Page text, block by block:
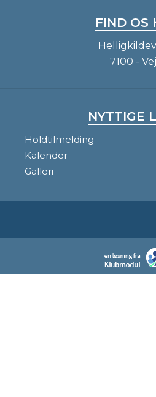
FIND OS
7100 -
NYTTIGE
Holdtilmelding
Kalender
Galleri